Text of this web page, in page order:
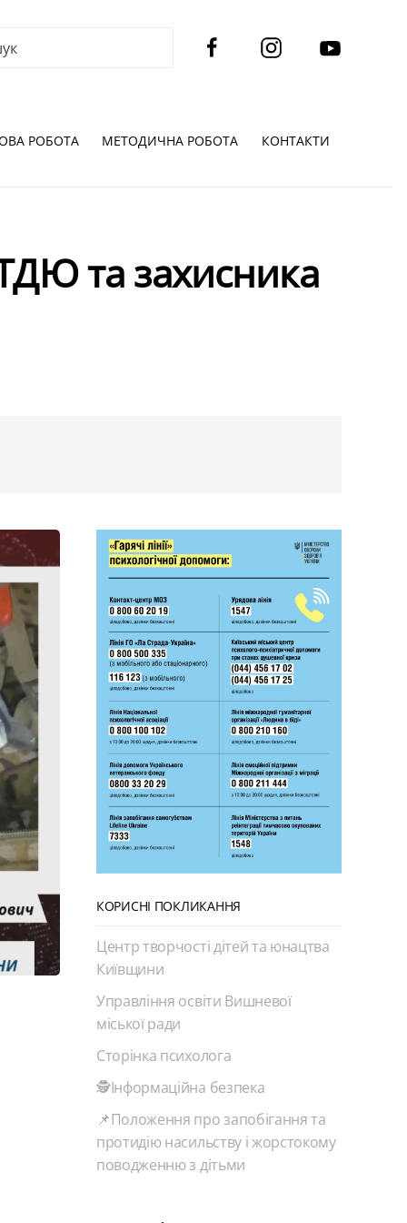
РОБОТА МЕТОДИЧНА РОБОТА КОНТАКТИ
та захисника
КОРИСНІ ПОКЛИКАННЯ
Центр творчості дітей та юнацтва
Київщини
Управління освіти Вишневої
міської ради
Сторінка психолога
🕵️Інформаційна безпека
📌Положення про запобігання та
протидію насильству і жорстокому
поводженню з дітьми